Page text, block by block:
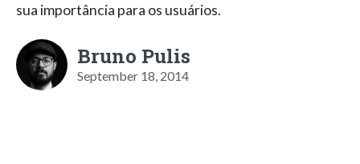
sua importância para os usuários.
Bruno Pulis
September 18, 2014